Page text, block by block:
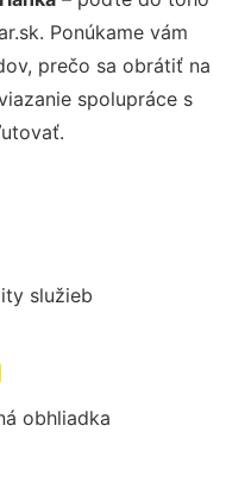
Ponúkame vám
prečo sa obrátiť na
spolupráce s
služieb
obhliadka